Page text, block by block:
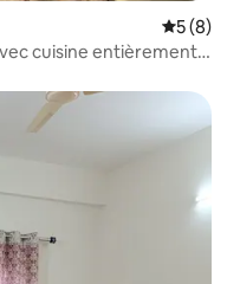
5 (8)
cuisine entièrement